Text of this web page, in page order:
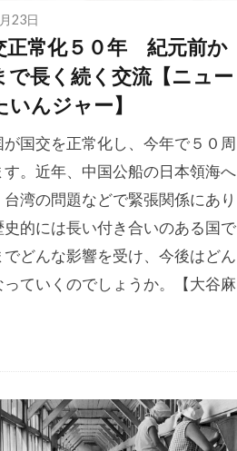
23日
正常化５０年 紀元前か
で長く続く交流【ニュー
いんジャー】
が国交を正常化し、今年で５０周
。近年、中国公船の日本領海へ
湾の問題などで緊張関係にあり
史的には長い付き合いのある国で
どんな影響を受け、今後はどん
っていくのでしょうか。【大谷麻